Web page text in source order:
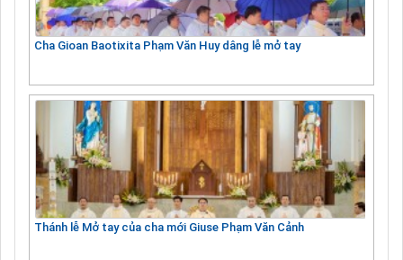
Cha Gioan Baotixita Phạm Văn Huy dâng lễ mở tay
Thánh lễ Mở tay của cha mới Giuse Phạm Văn Cảnh